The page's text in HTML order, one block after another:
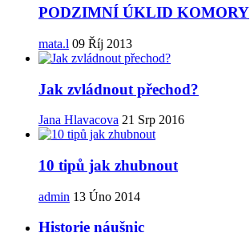
PODZIMNÍ ÚKLID KOMORY
mata.l 09 Říj 2013
Jak zvládnout přechod?
Jana Hlavacova 21 Srp 2016
10 tipů jak zhubnout
admin 13 Úno 2014
Historie náušnic